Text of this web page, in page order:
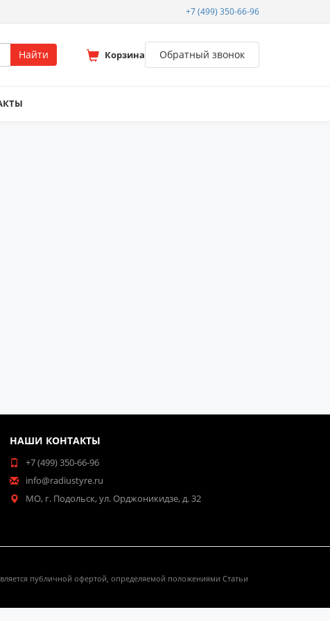
+7 (499) 350-66-96
Найти Корзина Обратный звонок
НАШИ КОНТАКТЫ
+7 (499) 350-66-96
info@radiustyre.ru
МО, г. Подольск, ул. Орджоникидзе, д. 32
публичной офертой, определяемой положениями Статьи